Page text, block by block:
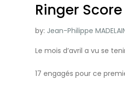
Ringer
by: Jean-Philippe
Le mois d’avril a vu se
17 engagés pour ce